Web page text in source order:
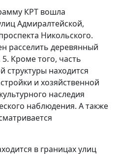
КРТ вошла
Адмиралтейской,
Никольского.
расселить деревянный
Кроме того, часть
структуры находится
и хозяйственной
наследия
наблюдения. А также
в границах улиц